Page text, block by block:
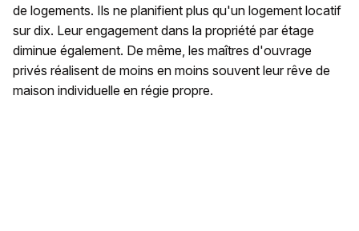
de logements. Ils ne planifient plus qu'un logement locatif
sur dix. Leur engagement dans la propriété par étage
diminue également. De même, les maîtres d'ouvrage
privés réalisent de moins en moins souvent leur rêve de
maison individuelle en régie propre.